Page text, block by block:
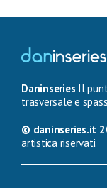
Daninseries Il
trasversale e
© daninseries.it
artistica riservati.